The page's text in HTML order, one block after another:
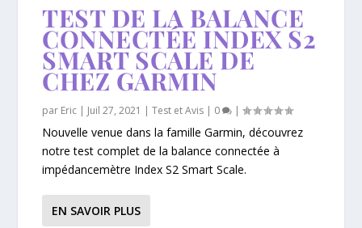
TEST DE LA BALANCE
CONNECTÉE INDEX S2
SMART SCALE DE
CHEZ GARMIN
par Eric | Juil 27, 2021 |Test et Avis | 0 |
Nouvelle venue dans la famille Garmin, découvrez
notre test complet de la balance connectée à
impédancemètre Index S2 Smart Scale.
EN SAVOIR PLUS